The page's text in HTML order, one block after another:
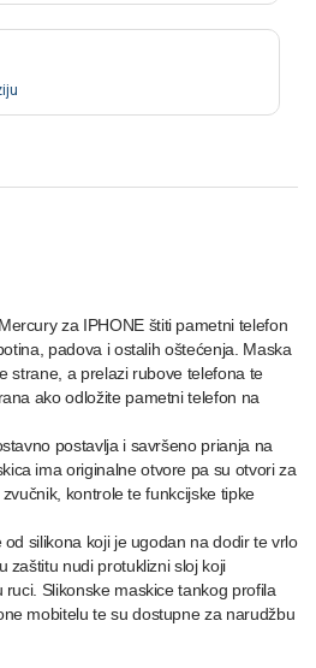
za IPHONE štiti pametni telefon
padova i ostalih oštećenja. Maska
strane, a prelazi rubove telefona te
ako odložite pametni telefon na
postavlja i savršeno prianja na
ima originalne otvore pa su otvori za
kontrole te funkcijske tipke
silikona koji je ugodan na dodir te vrlo
zaštitu nudi protuklizni sloj koji
Slikonske maskice tankog profila
mobitelu te su dostupne za narudžbu